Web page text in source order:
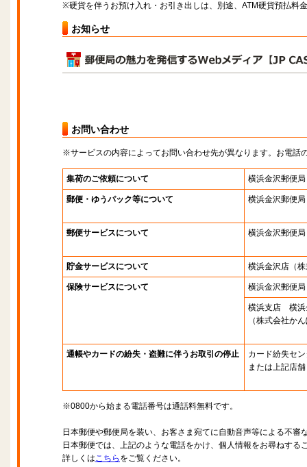
※硬貨を伴うお預け入れ・お引き出しは、別途、ATM硬貨預払料
お知らせ
お問い合わせ
※サービスの内容によってお問い合わせ先が異なります。お電話
集荷のご依頼について 横浜金沢郵便局
郵便・ゆうパック等について 横浜金沢郵便局
郵便サービスについて 横浜金沢郵便局
貯金サービスについて 横浜金沢店 （
保険サービスについて 横浜金沢郵便局
横浜支店 横浜
（株式会社か
通帳やカードの紛失・盗難に伴うお取引の停止
カード紛失セ
または上記店舗
※0800から始まる電話番号は通話料無料です。
日本郵便や郵便局を装い、お客さま宛てに自動音声等による不審
日本郵便では、上記のような電話をかけ、個人情報をお尋ねする
詳しくはこちら をご覧ください。